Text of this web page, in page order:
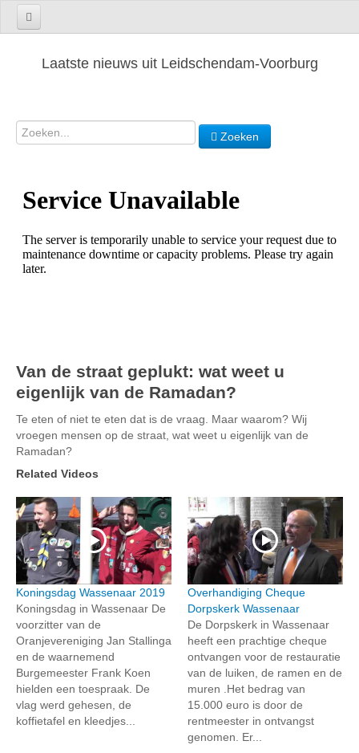
Laatste nieuws uit Leidschendam-Voorburg
Zoeken
Van de straat geplukt: wat weet u
eigenlijk van de Ramadan?
Te eten of niet te eten dat is de vraag. Maar waarom? Wij
vroegen mensen op de straat, wat weet u eigenlijk van de
Ramadan?
Related Videos
Koningsdag Wassenaar 2019
Koningsdag in Wassenaar De
voorzitter van de
Oranjevereniging Jan Stallinga
en de waarnemend
Burgemeester Frank Koen
hielden een toespraak. De
vlag werd gehesen, de
koffietafel en kleedjes...
Overhandiging Cheque
Dorpskerk Wassenaar
De Dorpskerk in Wassenaar
heeft een prachtige cheque
ontvangen voor de restauratie
van de luiken, de ramen en de
muren .Het bedrag van
15.000 euro is door de
rentmeester in ontvangst
genomen. Er...